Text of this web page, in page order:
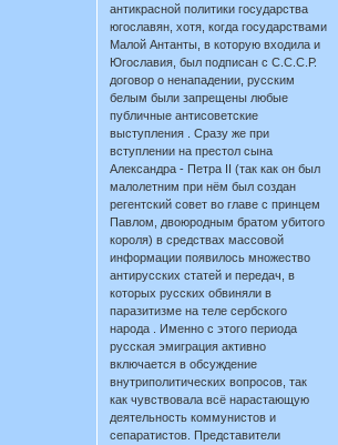
антикрасной политики государства
югославян, хотя, когда государствами
Малой Антанты, в которую входила и
Югославия, был подписан с С.С.С.Р.
договор о ненападении, русским
белым были запрещены любые
публичные антисоветские
выступления . Сразу же при
вступлении на престол сына
Александра - Петра II (так как он был
малолетним при нём был создан
регентский совет во главе с принцем
Павлом, двоюродным братом убитого
короля) в средствах массовой
информации появилось множество
антирусских статей и передач, в
которых русских обвиняли в
паразитизме на теле сербского
народа . Именно с этого периода
русская эмиграция активно
включается в обсуждение
внутриполитических вопросов, так
как чувствовала всё нарастающую
деятельность коммунистов и
сепаратистов. Представители